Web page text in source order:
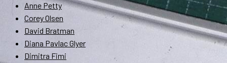
Anne Petty
Corey Olsen
David Bratman
Diana Pavlac Glyer
Dimitra Fimi